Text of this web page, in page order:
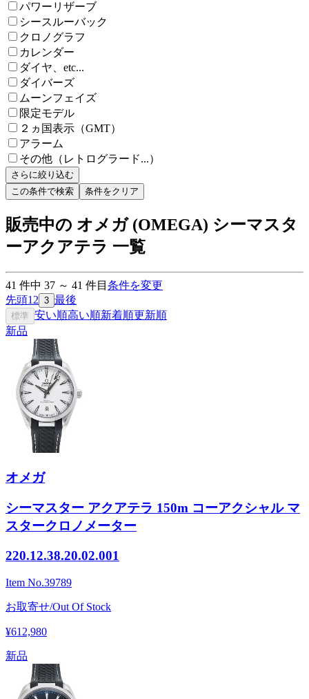
パワーリザーブ
シースルーバック
クロノグラフ
カレンダー
ダイヤ、etc...
ダイバーズ
ムーンフェイズ
限定モデル
２ヵ国表示（GMT）
アラーム
その他（レトログラード...）
さらに絞り込む
この条件で検索
条件をクリア
販売中の オメガ (OMEGA) シーマスタ
ーアクアテラ 一覧
41 件中 37 ～ 41 件目 条件を変更
先頭1 2 3 最後
標準 安い順高い順新着順更新順
新品
オメガ
シーマスター アクアテラ 150m コーアクシャル マ
スタークロノメーター
220.12.38.20.02.001
Item No.39789
お取寄せ/Out Of Stock
¥612,980
新品